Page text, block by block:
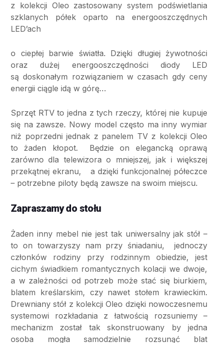
z kolekcji Oleo zastosowany system podświetlania
szklanych półek oparto na energooszczędnych
LED’ach
o ciepłej barwie światła. Dzięki długiej żywotności
oraz dużej energooszczędności diody LED
są doskonałym rozwiązaniem w czasach gdy ceny
energii ciągle idą w górę…
Sprzęt RTV to jedna z tych rzeczy, której nie kupuje
się na zawsze. Nowy model często ma inny wymiar
niż poprzedni jednak z panelem TV z kolekcji Oleo
to żaden kłopot. Będzie on elegancką oprawą
zarówno dla telewizora o mniejszej, jak i większej
przekątnej ekranu, a dzięki funkcjonalnej półeczce
– potrzebne piloty będą zawsze na swoim miejscu.
Zapraszamy do stołu
Żaden inny mebel nie jest tak uniwersalny jak stół –
to on towarzyszy nam przy śniadaniu, jednoczy
członków rodziny przy rodzinnym obiedzie, jest
cichym świadkiem romantycznych kolacji we dwoje,
a w zależności od potrzeb może stać się biurkiem,
blatem kreślarskim, czy nawet stołem krawieckim.
Drewniany stół z kolekcji Oleo dzięki nowoczesnemu
systemowi rozkładania z łatwością rozsuniemy –
mechanizm został tak skonstruowany by jedna
osoba mogła samodzielnie rozsunąć blat